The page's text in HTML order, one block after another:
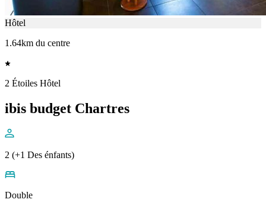
Hôtel
1.64km du centre
2 Étoiles Hôtel
ibis budget Chartres
2 (+1 Des énfants)
Double